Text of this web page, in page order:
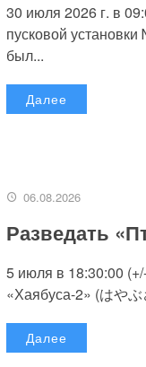
30 июля 2026 г. в
пусковой
был...
Далее
06.08.2026
Разведать
5 июля в 18:30:00
«Хаябуса-2» (はや
Далее